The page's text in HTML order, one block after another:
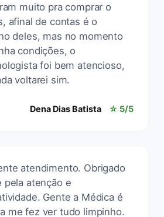
muito pra comprar o
afinal de contas é o
deles, mas no momento
condições, o
foi bem atencioso,
voltarei sim.
Dena Dias Batista ☆ 5/5
atendimento. Obrigado
pela atenção e
Gente a Médica é
me fez ver tudo limpinho.